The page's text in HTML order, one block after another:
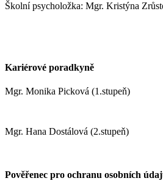
Školní psycholožka: Mgr. Kristýna
Kariérové poradkyně
Mgr. Monika Picková (1.stupeň)
Mgr. Hana Dostálová (2.stupeň)
Pověřenec pro ochranu osobních